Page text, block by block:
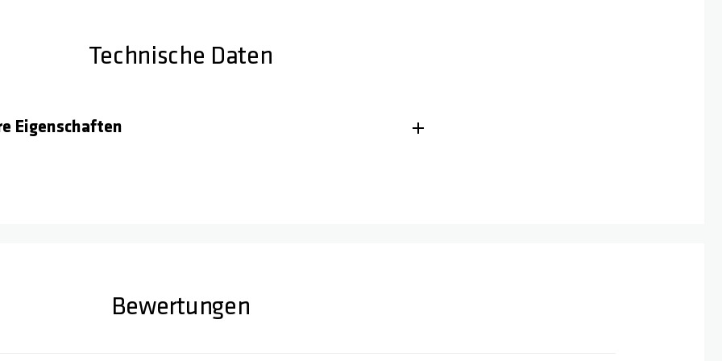
Technische Daten
Eigenschaften
Bewertungen